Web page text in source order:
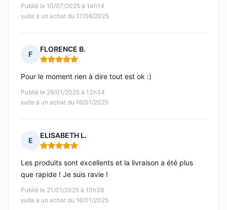
Publié le 10/07/2025 à 14h14
suite à un achat du 17/06/2025
F
FLORENCE B.
Note : 5 sur 5
Publié le 26/01/2025 à 13h34
suite à un achat du 16/01/2025
Pour le moment rien à dire tout est ok :)
E
ELISABETH L.
Note : 5 sur 5
Publié le 21/01/2025 à 10h38
suite à un achat du 16/01/2025
Les produits sont excellents et la livraison a été plus
que rapide ! Je suis ravie !